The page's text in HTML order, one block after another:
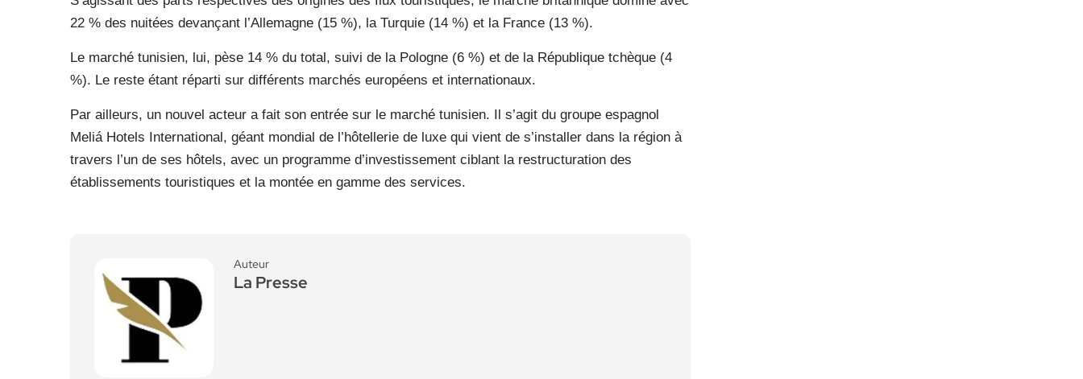
22 % des nuitées devançant l’Allemagne (15 %), la Turquie (14 %) et la France (13 %).
Le marché tunisien, lui, pèse 14 % du total, suivi de la Pologne (6 %) et de la République tchèque (4
%). Le reste étant réparti sur différents marchés européens et internationaux.
Par ailleurs, un nouvel acteur a fait son entrée sur le marché tunisien. Il s’agit du groupe espagnol
Meliá Hotels International, géant mondial de l’hôtellerie de luxe qui vient de s’installer dans la région à
travers l’un de ses hôtels, avec un programme d’investissement ciblant la restructuration des
établissements touristiques et la montée en gamme des services.
Auteur
La Presse